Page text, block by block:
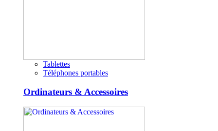
Tablettes
Téléphones portables
Ordinateurs & Accessoires